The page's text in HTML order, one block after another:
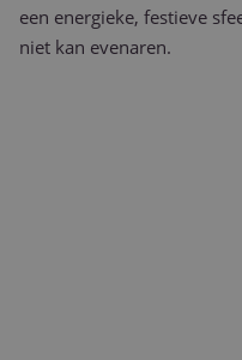
een energieke, festieve
niet kan evenaren.